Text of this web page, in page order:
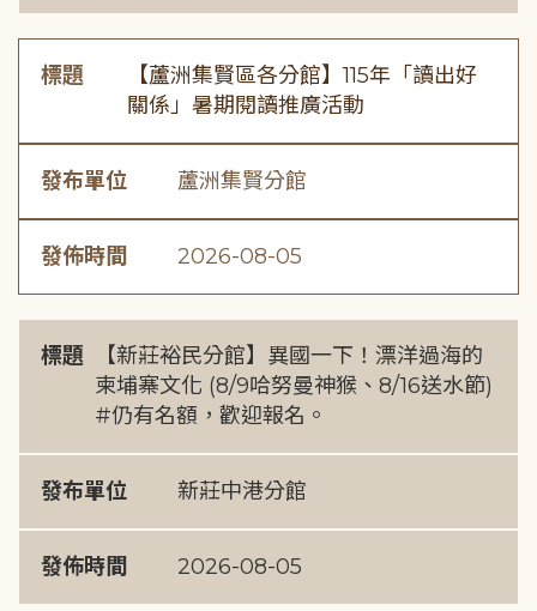
標題
【蘆洲集賢區各分館】115年「讀出好
關係」暑期閱讀推廣活動
發布單位 蘆洲集賢分館
發佈時間 2026-08-05
標題
【新莊裕民分館】異國一下！漂洋過海的
柬埔寨文化 (8/9哈努曼神猴、8/16送水節)
#仍有名額，歡迎報名。
發布單位 新莊中港分館
發佈時間 2026-08-05